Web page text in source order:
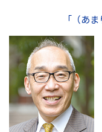
「（あ